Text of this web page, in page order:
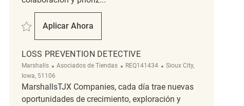
Salvar Loss Prevention Detective REQ130653
Aplicar Ahora
Loss Prevention Detective
LOSS PREVENTION DETECTIVE
Marshalls Categoría
Asociados de Tiendas ReqId
REQ141434 Ubicación
Sioux City,
Iowa, 51106
MarshallsTJX Companies, cada día trae nuevas
oportunidades de crecimiento, exploración y